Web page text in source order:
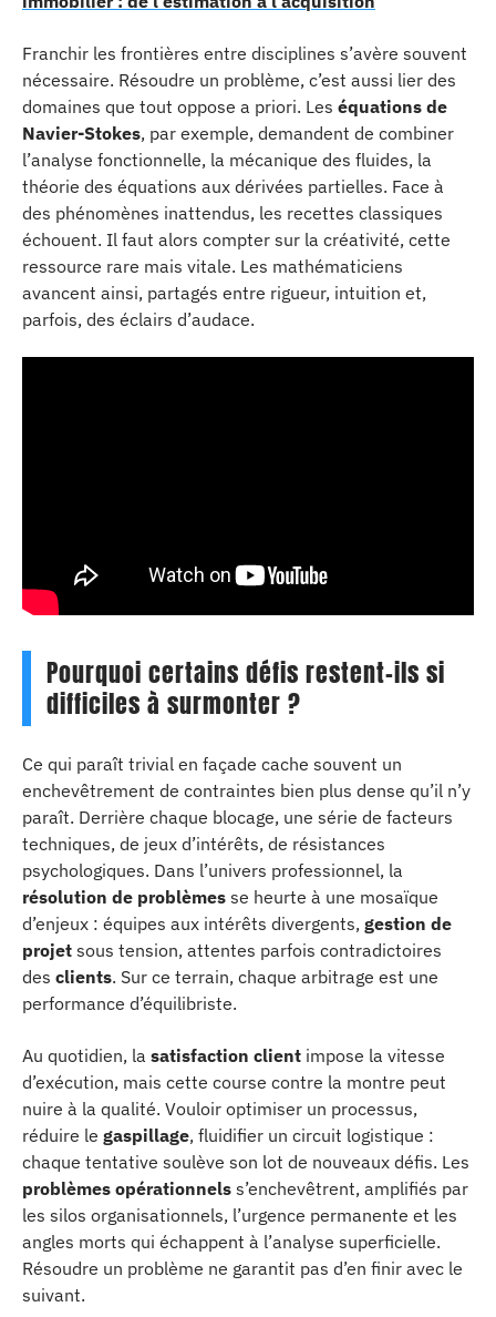
Franchir les frontières entre disciplines s’avère souvent
nécessaire. Résoudre un problème, c’est aussi lier des
domaines que tout oppose a priori. Les équations de
Navier-Stokes, par exemple, demandent de combiner
l’analyse fonctionnelle, la mécanique des fluides, la
théorie des équations aux dérivées partielles. Face à
des phénomènes inattendus, les recettes classiques
échouent. Il faut alors compter sur la créativité, cette
ressource rare mais vitale. Les mathématiciens
avancent ainsi, partagés entre rigueur, intuition et,
parfois, des éclairs d’audace.
Pourquoi certains défis restent-ils si
difficiles à surmonter ?
Ce qui paraît trivial en façade cache souvent un
enchevêtrement de contraintes bien plus dense qu’il n’y
paraît. Derrière chaque blocage, une série de facteurs
techniques, de jeux d’intérêts, de résistances
psychologiques. Dans l’univers professionnel, la
résolution de problèmes se heurte à une mosaïque
d’enjeux : équipes aux intérêts divergents, gestion de
projet sous tension, attentes parfois contradictoires
des clients. Sur ce terrain, chaque arbitrage est une
performance d’équilibriste.
Au quotidien, la satisfaction client impose la vitesse
d’exécution, mais cette course contre la montre peut
nuire à la qualité. Vouloir optimiser un processus,
réduire le gaspillage, fluidifier un circuit logistique :
chaque tentative soulève son lot de nouveaux défis. Les
problèmes opérationnels s’enchevêtrent, amplifiés par
les silos organisationnels, l’urgence permanente et les
angles morts qui échappent à l’analyse superficielle.
Résoudre un problème ne garantit pas d’en finir avec le
suivant.